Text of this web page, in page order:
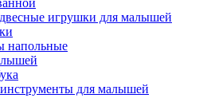
игрушки для малышей
напольные
для малышей